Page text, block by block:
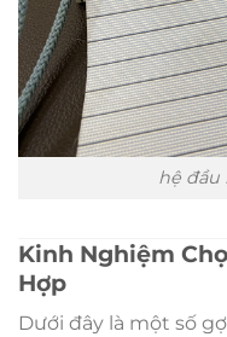
hệ đầu
Kinh Nghiệm
Hợp
Dưới đây là một số